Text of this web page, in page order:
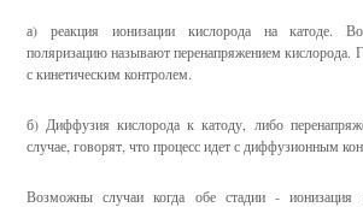
а) реакция ионизации кислорода на катоде.
поляризацию называют перенапряжением кислорода.
с кинетическим контролем.
б) Диффузия кислорода к катоду, либо
случае, говорят, что процесс идет с диффузионным
Возможны случаи когда обе стадии - ионизация